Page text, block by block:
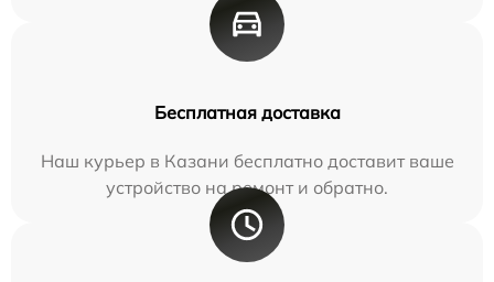
Бесплатная доставка
Наш курьер в Казани бесплатно доставит ваше
устройство на ремонт и обратно.